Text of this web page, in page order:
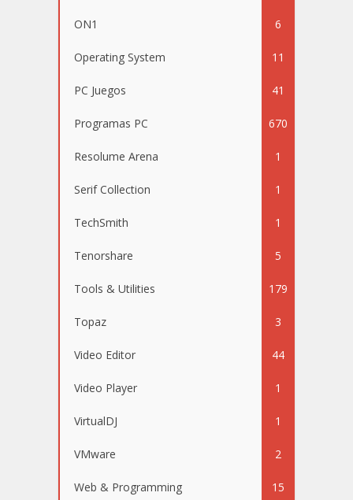
ON1 6
Operating System 11
PC Juegos 41
Programas PC 670
Resolume Arena 1
Serif Collection 1
TechSmith 1
Tenorshare 5
Tools & Utilities 179
Topaz 3
Video Editor 44
Video Player 1
VirtualDJ 1
VMware 2
Web & Programming 15